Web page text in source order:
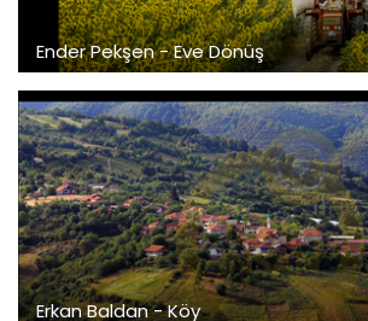
Ender Pekşen - Eve Dönüş
Erkan Baldan - Köy